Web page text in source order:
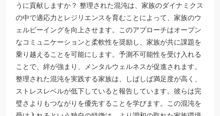
うに貢献しますか？ 整理された混沌は、家族のダイナミクス
の中で適応力とレジリエンスを育むことによって、家族のウ
ェルビーイングを向上させます。このアプローチはオープン
なコミュニケーションと柔軟性を奨励し、家族が共に課題を
乗り越えることを可能にします。予測不可能性を受け入れる
ことで、絆が強まり、メンタルウェルネスが促進されます。
整理された混沌を実践する家族は、しばしば満足度が高く、
ストレスレベルが低下していると報告しています。彼らは完
璧さよりもつながりを優先することを学びます。この混沌を